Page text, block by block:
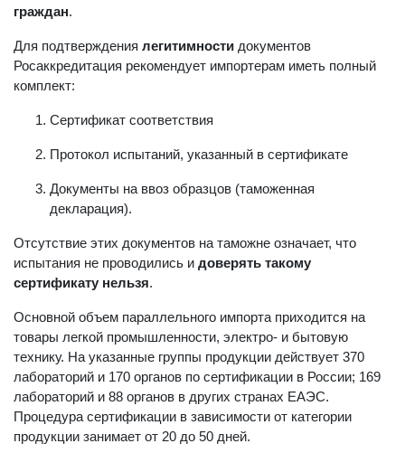
граждан.
Для подтверждения легитимности документов
Росаккредитация рекомендует импортерам иметь полный
комплект:
Сертификат соответствия
Протокол испытаний, указанный в сертификате
Документы на ввоз образцов (таможенная
декларация).
Отсутствие этих документов на таможне означает, что
испытания не проводились и доверять такому
сертификату нельзя.
Основной объем параллельного импорта приходится на
товары легкой промышленности, электро- и бытовую
технику. На указанные группы продукции действует 370
лабораторий и 170 органов по сертификации в России; 169
лабораторий и 88 органов в других странах ЕАЭС.
Процедура сертификации в зависимости от категории
продукции занимает от 20 до 50 дней.